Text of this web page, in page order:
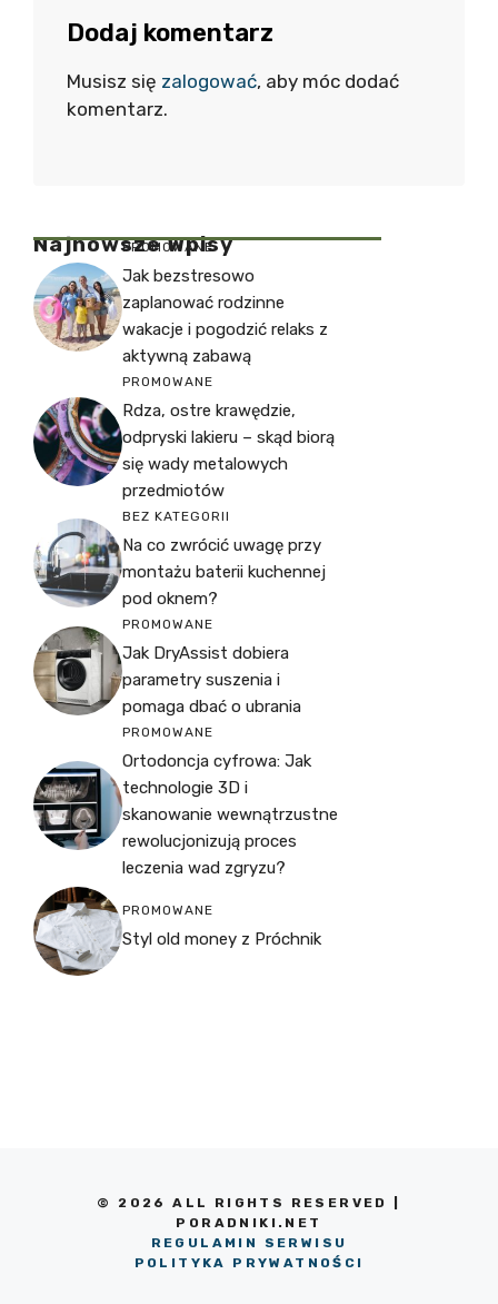
Dodaj komentarz
Musisz się zalogować, aby móc dodać
komentarz.
Najnowsze Wpisy
PROMOWANE
Jak bezstresowo
zaplanować rodzinne
wakacje i pogodzić relaks z
aktywną zabawą
PROMOWANE
Rdza, ostre krawędzie,
odpryski lakieru – skąd biorą
się wady metalowych
przedmiotów
BEZ KATEGORII
Na co zwrócić uwagę przy
montażu baterii kuchennej
pod oknem?
PROMOWANE
Jak DryAssist dobiera
parametry suszenia i
pomaga dbać o ubrania
PROMOWANE
Ortodoncja cyfrowa: Jak
technologie 3D i
skanowanie wewnątrzustne
rewolucjonizują proces
leczenia wad zgryzu?
PROMOWANE
Styl old money z Próchnik
© 2026 ALL RIGHTS RESERVED |
PORADNIKI.NET
REGULAMIN SERWISU
POLITYKA PRYWATNOŚCI